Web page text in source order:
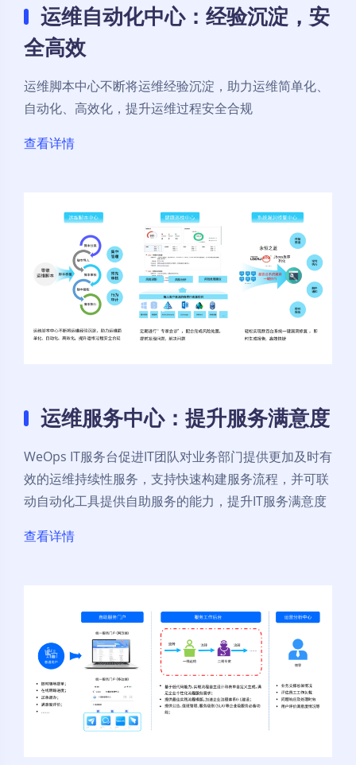
运维自动化中心：经验沉淀，安
全高效
运维脚本中心不断将运维经验沉淀，助力运维简单化、
自动化、高效化，提升运维过程安全合规
查看详情
运维服务中心：提升服务满意度
WeOps IT服务台促进IT团队对业务部门提供更加及时有
效的运维持续性服务，支持快速构建服务流程，并可联
动自动化工具提供自助服务的能力，提升IT服务满意度
查看详情